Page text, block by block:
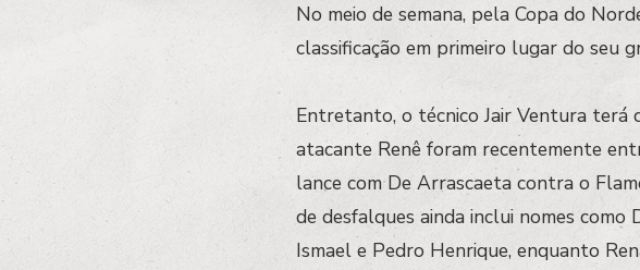
No meio de semana, pela Copa do
classificação em primeiro lugar do seu
Entretanto, o técnico Jair Ventura terá
atacante Renê foram recentemente
lance com De Arrascaeta contra o
de desfalques ainda inclui nomes como
Ismael e Pedro Henrique, enquanto